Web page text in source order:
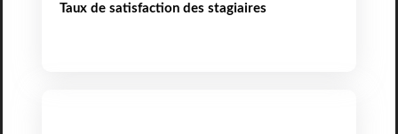
Taux de satisfaction des stagiaires